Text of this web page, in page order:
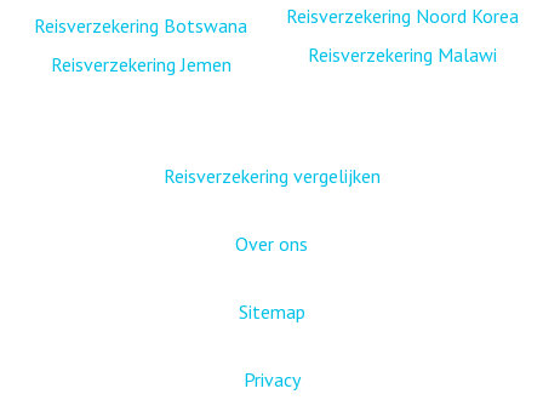
Reisverzekering Botswana
Reisverzekering Jemen
Reisverzekering Noord Korea
Reisverzekering Malawi
Reisverzekering vergelijken
Over ons
Sitemap
Privacy